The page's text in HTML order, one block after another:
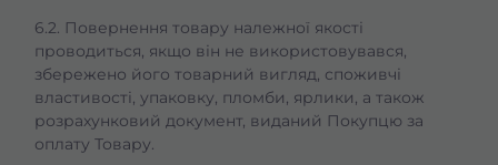
6.2. Повернення товару належної якості
проводиться, якщо він не використовувався,
збережено його товарний вигляд, споживчі
властивості, упаковку, пломби, ярлики, а також
розрахунковий документ, виданий Покупцю за
оплату Товару.